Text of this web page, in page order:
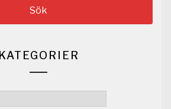
KATEGORIER